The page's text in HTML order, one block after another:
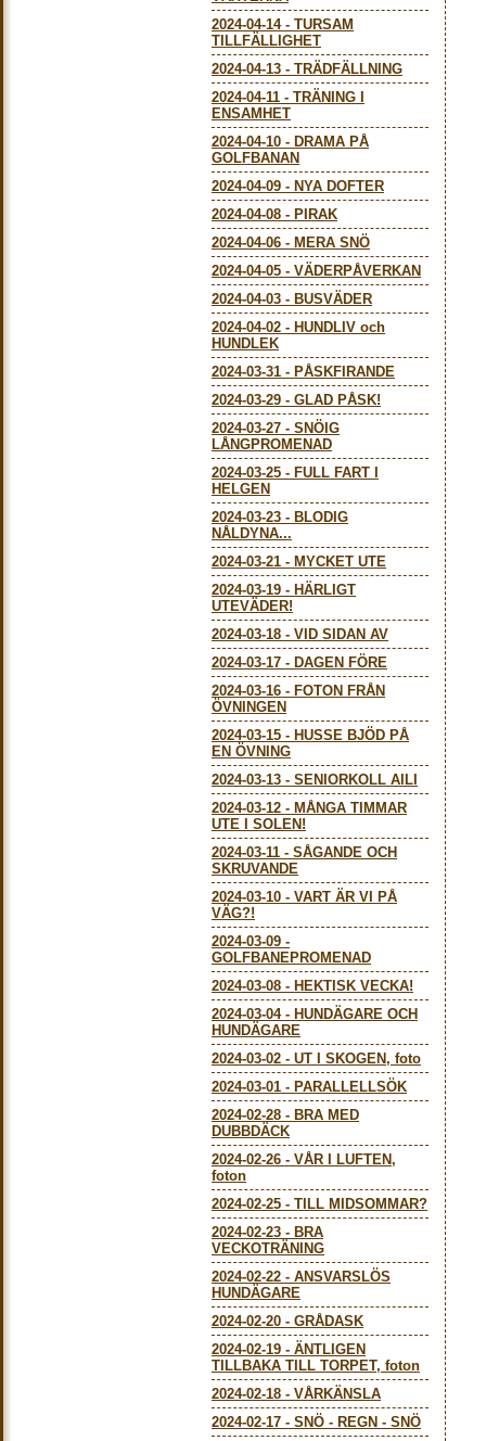
2024-04-14- TURSAM
TILLFÄLLIGHET
2024-04-13 - TRÄDFÄLLNING
2024-04-11 - TRÄNING I
ENSAMHET
2024-04-10 - DRAMA PÅ
GOLFBANAN
2024-04-09 - NYA DOFTER
2024-04-08 - PIRAK
2024-04-06 - MERA SNÖ
2024-04-05 - VÄDERPÅVERKAN
2024-04-03 - BUSVÄDER
2024-04-02 - HUNDLIV och
HUNDLEK
2024-03-31 - PÅSKFIRANDE
2024-03-29 - GLAD PÅSK!
2024-03-27 - SNÖIG
LÅNGPROMENAD
2024-03-25 - FULL FART I
HELGEN
2024-03-23 - BLODIG
NÅLDYNA...
2024-03-21 - MYCKET UTE
2024-03-19 - HÄRLIGT
UTEVÄDER!
2024-03-18 - VID SIDAN AV
2024-03-17 - DAGEN FÖRE
2024-03-16 - FOTON FRÅN
ÖVNINGEN
2024-03-15 - HUSSE BJÖD PÅ
EN ÖVNING
2024-03-13 - SENIORKOLL AILI
2024-03-12 - MÅNGA TIMMAR
UTE I SOLEN!
2024-03-11 - SÅGANDE OCH
SKRUVANDE
2024-03-10 - VART ÄR VI PÅ
VÄG?!
2024-03-09 -
GOLFBANEPROMENAD
2024-03-08 - HEKTISK VECKA!
2024-03-04- HUNDÄGARE OCH
HUNDÄGARE
2024-03-02 - UT I SKOGEN, foto
2024-03-01 - PARALLELLSÖK
2024-02-28 - BRA MED
DUBBDÄCK
2024-02-26 - VÅR I LUFTEN,
foton
2024-02-25 - TILL MIDSOMMAR?
2024-02-23 - BRA
VECKOTRÄNING
2024-02-22 - ANSVARSLÖS
HUNDÄGARE
2024-02-20 - GRÅDASK
2024-02-19 - ÄNTLIGEN
TILLBAKA TILL TORPET, foton
2024-02-18 - VÅRKÄNSLA
2024-02-17 - SNÖ - REGN - SNÖ